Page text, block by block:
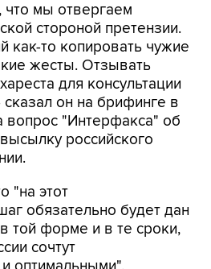
что мы отвергаем
стороной претензии.
как-то копировать чужие
жесты. Отзывать
для консультации
он на брифинге в
вопрос "Интерфакса" об
российского
"на этот
обязательно будет дан
той форме и в те сроки,
сочтут